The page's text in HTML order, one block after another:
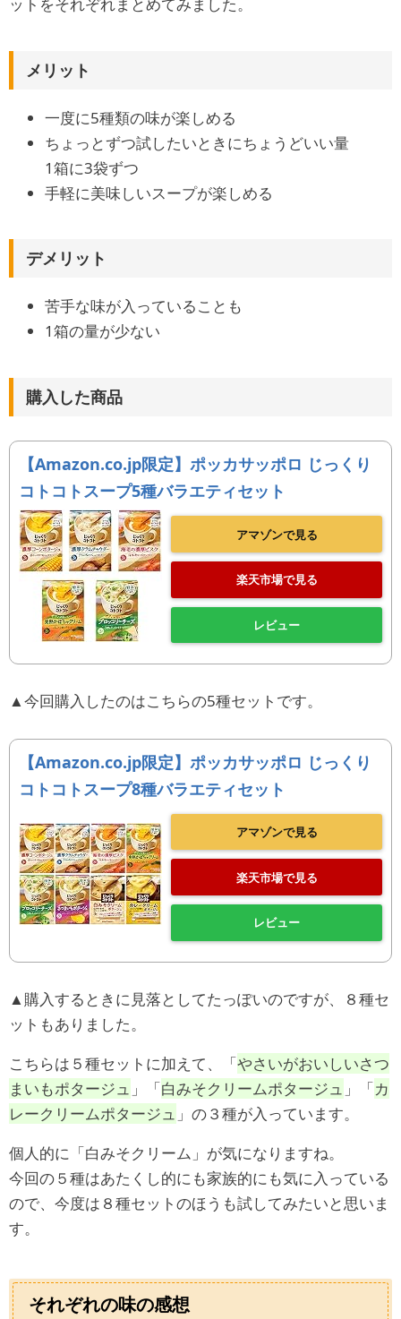
メリット
一度に5種類の味が楽しめる
ちょっとずつ試したいときにちょうどいい量
1箱に3袋ずつ
手軽に美味しいスープが楽しめる
デメリット
苦手な味が入っていることも
1箱の量が少ない
購入した商品
【Amazon.co.jp限定】ポッカサッポロ じっくり
コトコトスープ5種バラエティセット
アマゾンで見る
楽天市場で見る
レビュー
▲今回購入したのはこちらの5種セットです。
【Amazon.co.jp限定】ポッカサッポロ じっくり
コトコトスープ8種バラエティセット
アマゾンで見る
楽天市場で見る
レビュー
▲購入するときに見落としてたっぽいのですが、８種セ
ットもありました。
こちらは５種セットに加えて、「やさいがおいしいさつ
まいもポタージュ 」「白みそクリームポタージュ 」「カ
レークリームポタージュ 」の３種が入っています。
個人的に「白みそクリーム」が気になりますね。
今回の５種はあたくし的にも家族的にも気に入っている
ので、今度は８種セットのほうも試してみたいと思いま
す。
それぞれの味の感想